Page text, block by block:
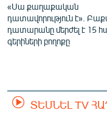
«Սա քաղաքական
դատավորություն է».
դատարանը մերժել է 15
գերիների բողոքը
ՏԵՍՆԵԼ TV